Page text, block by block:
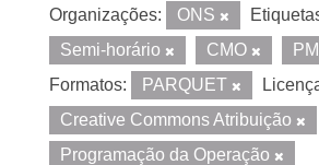
Organizações: ONS
Semi-horário
CMO
Formatos:
PARQUET
Creative Commons Atribuição
Programação da Operação